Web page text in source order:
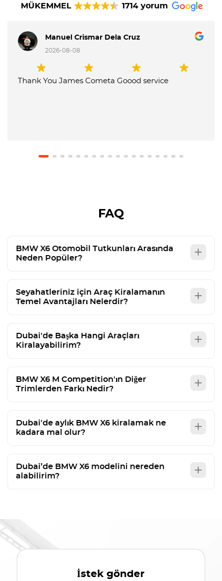
MÜKEMMEL 1714 yorum
Manuel Crismar Dela Cruz
2026-08-08
Thank You James Cometa Goood service
FAQ
BMW X6 Otomobil Tutkunları Arasında
Neden Popüler?
Seyahatleriniz için Araç Kiralamanın
Temel Avantajları Nelerdir?
Dubai'de Başka Hangi Araçları
Kiralayabilirim?
BMW X6 M Competition'ın Diğer
Trimlerden Farkı Nedir?
Dubai'de aylık BMW X6 kiralamak ne
kadara mal olur?
Dubai’de BMW X6 modelini nereden
alabilirim?
İstek gönder